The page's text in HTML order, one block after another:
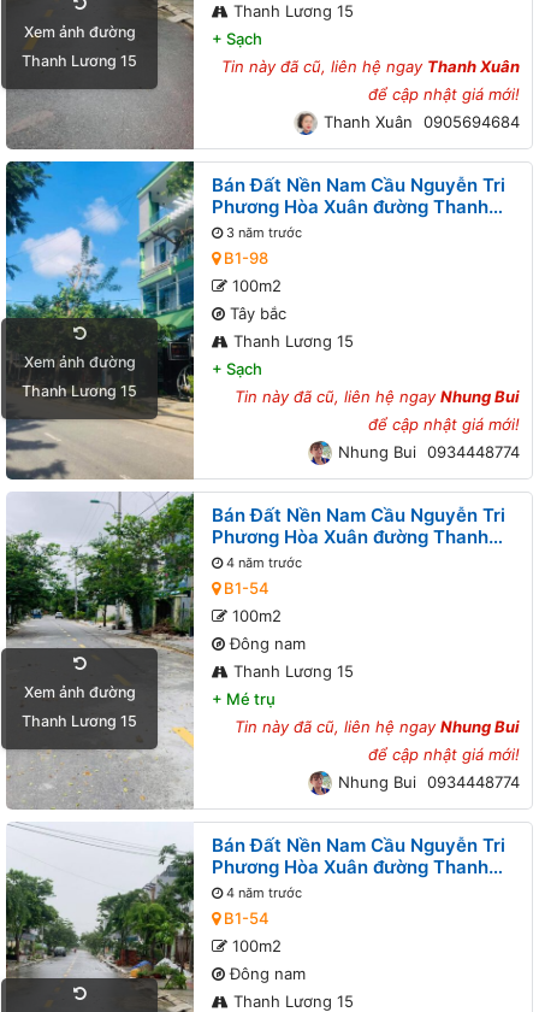
Xem ảnh đường
Thanh Lương 15
Thanh Lương 15
+ Sạch
Tin này đã cũ, liên hệ ngay Thanh Xuân
để cập nhật giá mới!
Thanh Xuân
0905694684
Xem ảnh đường
Thanh Lương 15
Bán Đất Nền Nam Cầu Nguyễn Tri
Phương Hòa Xuân đường Thanh
Lương 15 B1-98 lô 6x
3 năm trước
B1-98
100m2
Tây bắc
Thanh Lương 15
+ Sạch
Tin này đã cũ, liên hệ ngayNhung Bui
để cập nhật giá mới!
Nhung Bui 0934448774
Xem ảnh đường
Thanh Lương 15
Bán Đất Nền Nam Cầu Nguyễn Tri
Phương Hòa Xuân đường Thanh
Lương 15 B1-54 lô 3x
4 năm trước
B1-54
100m2
Đông nam
Thanh Lương 15
+ Mé trụ
Tin này đã cũ, liên hệ ngayNhung Bui
để cập nhật giá mới!
Nhung Bui 0934448774
Bán Đất Nền Nam Cầu Nguyễn Tri
Phương Hòa Xuân đường Thanh
Lương 15 B1-54 lô 3x
4 năm trước
B1-54
100m2
Đông nam
Thanh Lương 15